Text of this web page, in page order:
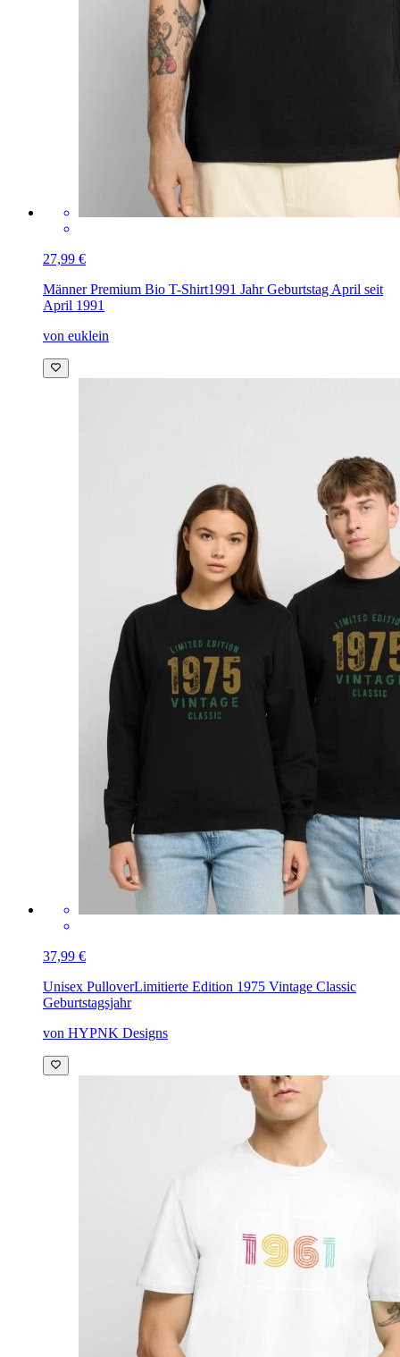
27,99 €
Männer Premium Bio T-Shirt1991 Jahr Geburtstag April seit
April 1991
von euklein
37,99 €
Unisex PulloverLimitierte Edition 1975 Vintage Classic
Geburtstagsjahr
von HYPNK Designs